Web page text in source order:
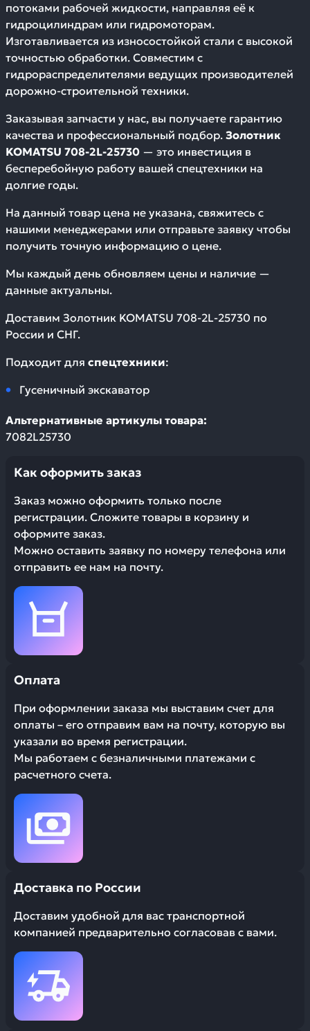
потоками рабочей жидкости, направляя её к
гидроцилиндрам или гидромоторам.
Изготавливается из износостойкой стали с высокой
точностью обработки. Совместим с
гидрораспределителями ведущих производителей
дорожно-строительной техники.
Заказывая запчасти у нас, вы получаете гарантию
качества и профессиональный подбор. Золотник
KOMATSU 708-2L-25730 — это инвестиция в
бесперебойную работу вашей спецтехники на
долгие годы.
На данный товар цена не указана, свяжитесь с
нашими менеджерами или отправьте заявку чтобы
получить точную информацию о цене.
Мы каждый день обновляем цены и наличие —
данные актуальны.
Доставим Золотник KOMATSU 708-2L-25730 по
России и СНГ.
Подходит для спецтехники:
Гусеничный экскаватор
Альтернативные артикулы товара:
7082L25730
Как оформить заказ
Заказ можно оформить только после
регистрации. Сложите товары в корзину и
оформите заказ.
Можно оставить заявку по номеру телефона или
отправить ее нам на почту.
Оплата
При оформлении заказа мы выставим счет для
оплаты – его отправим вам на почту, которую вы
указали во время регистрации.
Мы работаем с безналичными платежами с
расчетного счета.
Доставка по России
Доставим удобной для вас транспортной
компанией предварительно согласовав с вами.